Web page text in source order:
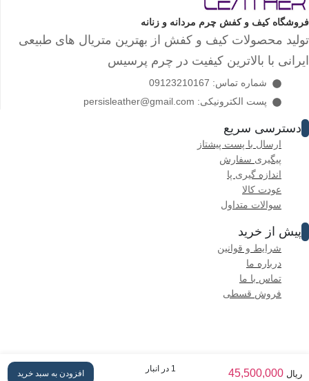
فروشگاه کیف و کفش چرم مردانه و زنانه
تولید محصولات کیف و کفش از بهترین متریال های طبیعی
ایرانی با بالاترین کیفیت در چرم پرسیس
شماره تماس: 09123210167
پست الکترونیکی: persisleather@gmail.com
دسترسی سریع
ارسال با پست پیشتاز
پیگیری سفارش
اندازه گیری پا
عودت کالا
سوالات متداول
پیش از خرید
شرایط و قوانین
درباره ما
تماس با ما
فروش قسطی
تمام حقوق متعلق به «چرم پرسیس» است.
45,500,000 ریال
1 در انبار افزودن به سبد خرید